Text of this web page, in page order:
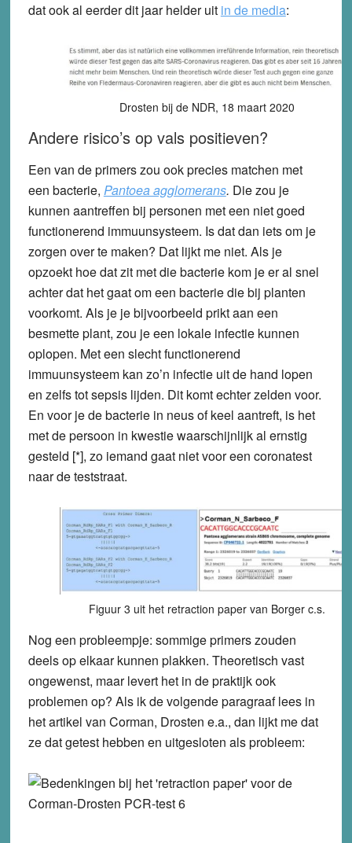
dat ook al eerder dit jaar helder uit in de media:
Drosten bij de NDR, 18 maart 2020
Andere risico’s op vals positieven?
Een van de primers zou ook precies matchen met
een bacterie, Pantoea agglomerans. Die zou je
kunnen aantreffen bij personen met een niet goed
functionerend immuunsysteem. Is dat dan iets om je
zorgen over te maken? Dat lijkt me niet. Als je
opzoekt hoe dat zit met die bacterie kom je er al snel
achter dat het gaat om een bacterie die bij planten
voorkomt. Als je je bijvoorbeeld prikt aan een
besmette plant, zou je een lokale infectie kunnen
oplopen. Met een slecht functionerend
immuunsysteem kan zo’n infectie uit de hand lopen
en zelfs tot sepsis lijden. Dit komt echter zelden voor.
En voor je de bacterie in neus of keel aantreft, is het
met de persoon in kwestie waarschijnlijk al ernstig
gesteld [*], zo iemand gaat niet voor een coronatest
naar de teststraat.
Figuur 3 uit het retraction paper van Borger c.s.
Nog een probleempje: sommige primers zouden
deels op elkaar kunnen plakken. Theoretisch vast
ongewenst, maar levert het in de praktijk ook
problemen op? Als ik de volgende paragraaf lees in
het artikel van Corman, Drosten e.a., dan lijkt me dat
ze dat getest hebben en uitgesloten als probleem: